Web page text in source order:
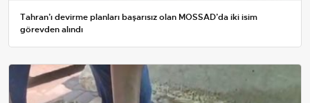
Tahran’ı devirme planları başarısız olan MOSSAD’da iki isim
görevden alındı